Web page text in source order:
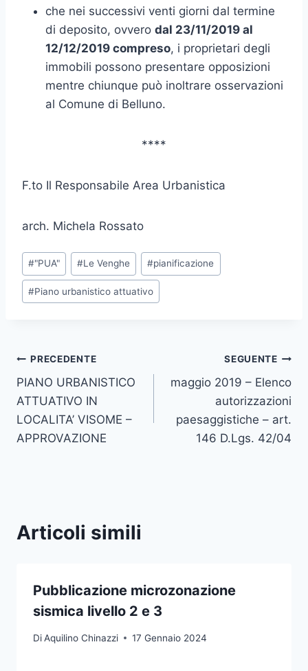
che nei successivi venti giorni dal termine
di deposito, ovvero dal 23/11/2019 al
12/12/2019 compreso, i proprietari degli
immobili possono presentare opposizioni
mentre chiunque può inoltrare osservazioni
al Comune di Belluno.
****
F.to Il Responsabile Area Urbanistica
arch. Michela Rossato
Tag
articolo:
#"PUA" #Le Venghe #pianificazione
#Piano urbanistico attuativo
Navigazione
articoli
PRECEDENTE
PIANO URBANISTICO
ATTUATIVO IN
LOCALITA’ VISOME –
APPROVAZIONE
SEGUENTE
maggio 2019 – Elenco
autorizzazioni
paesaggistiche – art.
146 D.Lgs. 42/04
Articoli simili
Pubblicazione microzonazione
sismica livello 2 e 3
DiAquilino Chinazzi 17 Gennaio 2024